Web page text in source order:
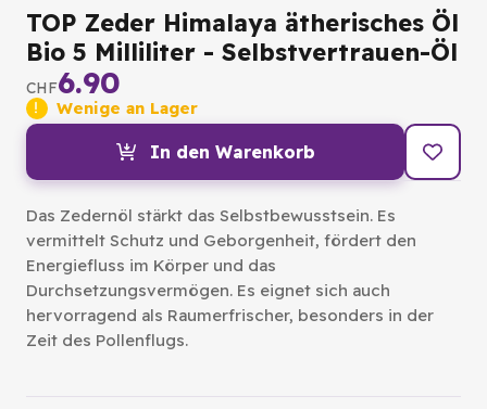
TOP Zeder Himalaya ätherisches Öl
Bio 5 Milliliter - Selbstvertrauen-Öl
CHF6.90
Wenige an Lager
In den Warenkorb
Das Zedernöl stärkt das Selbstbewusstsein. Es
vermittelt Schutz und Geborgenheit, fördert den
Energiefluss im Körper und das
Durchsetzungsvermögen. Es eignet sich auch
hervorragend als Raumerfrischer, besonders in der
Zeit des Pollenflugs.